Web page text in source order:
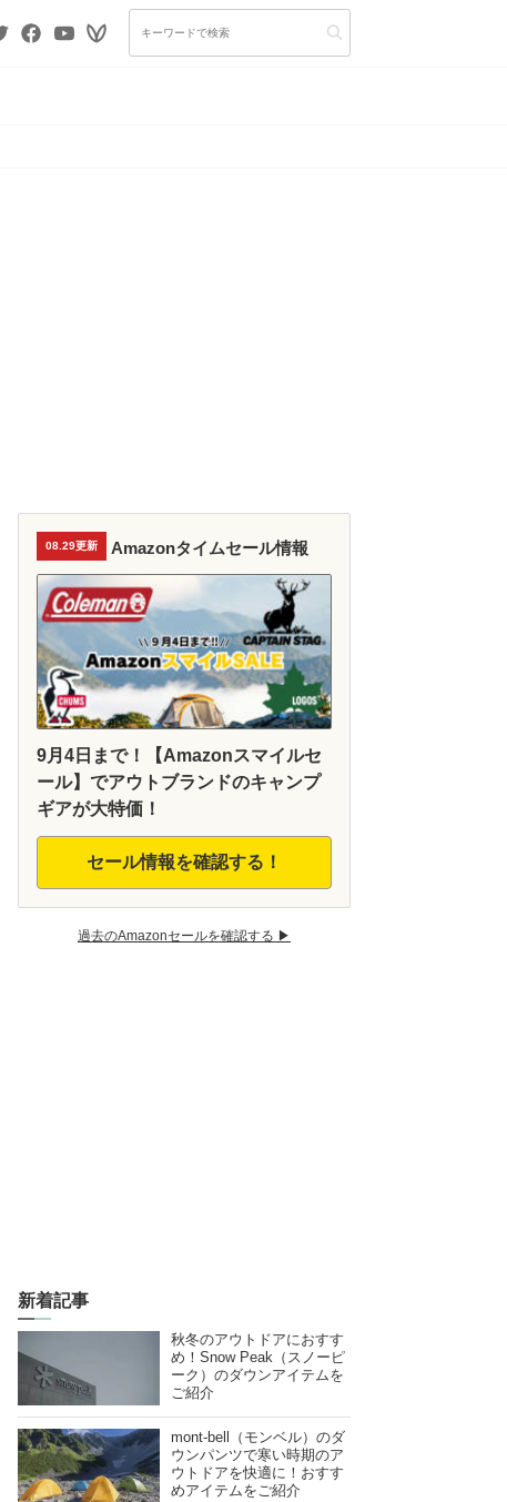
08.29更新 Amazonタイムセール情報
9月4日まで！【Amazonスマイルセ
ール】でアウトブランドのキャンプ
ギアが大特価！
セール情報を確認する！
過去のAmazonセールを確認する ▶︎
新着記事
秋冬のアウトドアにおすす
め！Snow Peak（スノーピ
ーク）のダウンアイテムを
ご紹介
mont-bell（モンベル）のダ
ウンパンツで寒い時期のア
ウトドアを快適に！おすす
めアイテムをご紹介